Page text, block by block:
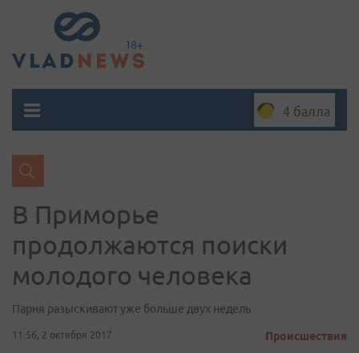
4 балла
В Приморье
продолжаются поиски
молодого человека
Парня разыскивают уже больше двух недель
11:56, 2 октября 2017 Происшествия